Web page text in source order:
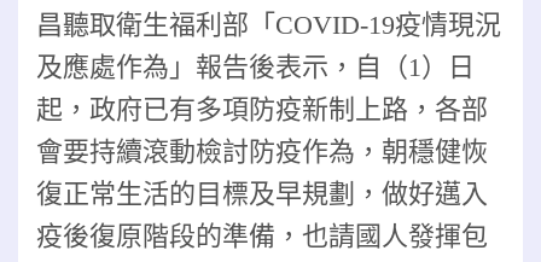
昌聽取衛生福利部「COVID-19疫情現況
及應處作為」報告後表示，自（1）日
起，政府已有多項防疫新制上路，各部
會要持續滾動檢討防疫作為，朝穩健恢
復正常生活的目標及早規劃，做好邁入
疫後復原階段的準備，也請國人發揮包